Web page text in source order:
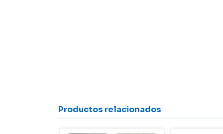
Productos relacionados